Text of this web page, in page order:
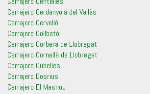
Cerrajero Cerdanyola del Vallès
Cerrajero Cervelló
Cerrajero Collbató
Cerrajero Corbera de Llobregat
Cerrajero Cornellà de Llobregat
Cerrajero Cubelles
Cerrajero Dosrius
Cerrajero El Masnou